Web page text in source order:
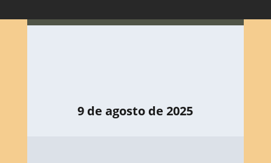
9 de agosto de 2025